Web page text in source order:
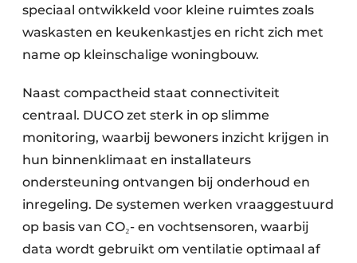
speciaal ontwikkeld voor kleine ruimtes zoals
waskasten en keukenkastjes en richt zich met
name op kleinschalige woningbouw.
Naast compactheid staat connectiviteit
centraal. DUCO zet sterk in op slimme
monitoring, waarbij bewoners inzicht krijgen in
hun binnenklimaat en installateurs
ondersteuning ontvangen bij onderhoud en
inregeling. De systemen werken vraaggestuurd
op basis van CO₂- en vochtsensoren, waarbij
data wordt gebruikt om ventilatie optimaal af